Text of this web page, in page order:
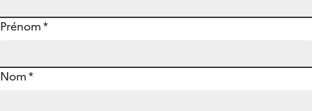
Prénom*
Nom*